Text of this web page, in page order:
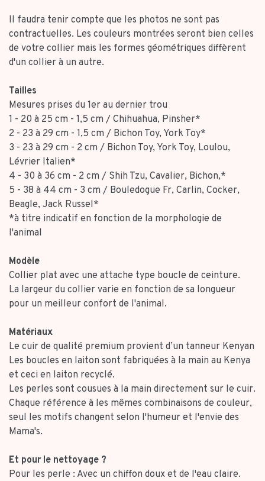
Il faudra tenir compte que les photos ne sont pas
contractuelles. Les couleurs montrées seront bien celles
de votre collier mais les formes géométriques diffèrent
d'un collier à un autre.
Tailles
Mesures prises du 1er au dernier trou
1 - 20 à 25 cm - 1,5 cm / Chihuahua, Pinsher*
2 - 23 à 29 cm - 1,5 cm / Bichon Toy, York Toy*
3 - 23 à 29 cm - 2 cm / Bichon Toy, York Toy, Loulou,
Lévrier Italien*
4 - 30 à 36 cm - 2 cm / Shih Tzu, Cavalier, Bichon,*
5 - 38 à 44 cm - 3 cm / Bouledogue Fr, Carlin, Cocker,
Beagle, Jack Russel*
*à titre indicatif en fonction de la morphologie de
l'animal
Modèle
Collier plat avec une attache type boucle de ceinture.
La largeur du collier varie en fonction de sa longueur
pour un meilleur confort de l'animal.
Matériaux
Le cuir de qualité premium provient d’un tanneur Kenyan
Les boucles en laiton sont fabriquées à la main au Kenya
et ceci en laiton recyclé.
Les perles sont cousues à la main directement sur le cuir.
Chaque référence à les mêmes combinaisons de couleur,
seul les motifs changent selon l'humeur et l'envie des
Mama's.
Et pour le nettoyage ?
Pour les perle : Avec un chiffon doux et de l'eau claire.